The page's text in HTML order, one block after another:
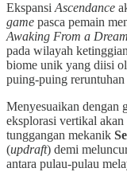
EkspansiAscendance
game pasca pemain
Awaking From a Dream
pada wilayah
biome unik yang diisi
puing-puing
Menyesuaikan dengan
eksplorasi vertikal
tunggangan mekanik
(updraft) demi
antara pulau-pulau